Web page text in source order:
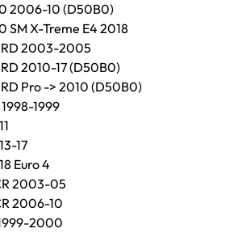
2006-10 (D50B0)
SM X-Treme E4 2018
2003-2005
2010-17 (D50B0)
Pro -> 2010 (D50B0)
1999
17
Euro 4
2003-05
2006-10
2000